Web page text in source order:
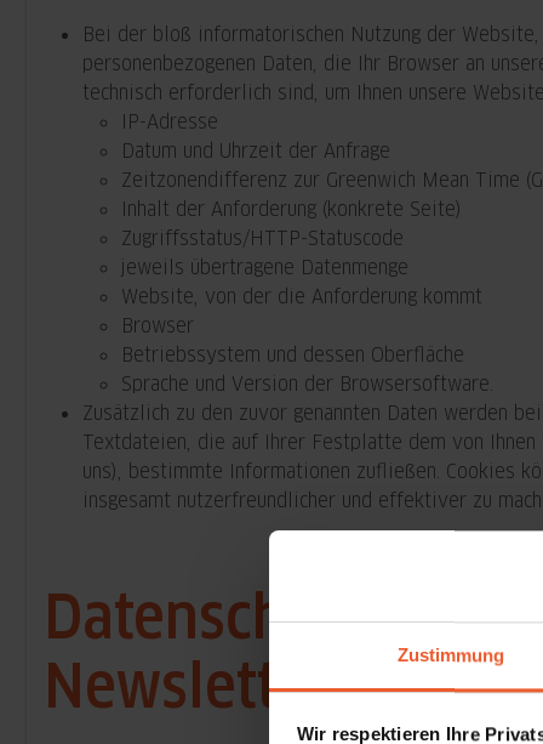
Zustimmung
Wir respektieren Ihre
Bei der bloß informatorischen Nutzung der
personenbezogenen Daten, die Ihr Browser an
technisch erforderlich sind, um Ihnen unsere
IP-Adresse
Datum und Uhrzeit der Anfrage
Zeitzonendifferenz zur Greenwich Mean Time
Inhalt der Anforderung (konkrete Seite)
Zugriffsstatus/HTTP-Statuscode
jeweils übertragene Datenmenge
Website, von der die Anforderung kommt
Browser
Betriebssystem und dessen Oberfläche
Sprache und Version der Browsersoftware.
Zusätzlich zu den zuvor genannten Daten werden
Textdateien, die auf Ihrer Festplatte dem von
uns), bestimmte Informationen zufließen. Cookies
insgesamt nutzerfreundlicher und effektiver zu
Newsletters